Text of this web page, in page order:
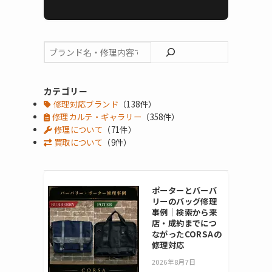
カテゴリー
修理対応ブランド （138件）
修理カルテ・ギャラリー （358件）
修理について （71件）
買取について （9件）
ポーターとバーバ
リーのバッグ修理
事例｜検索から来
店・成約までにつ
ながったCORSAの
修理対応
2026年8月7日